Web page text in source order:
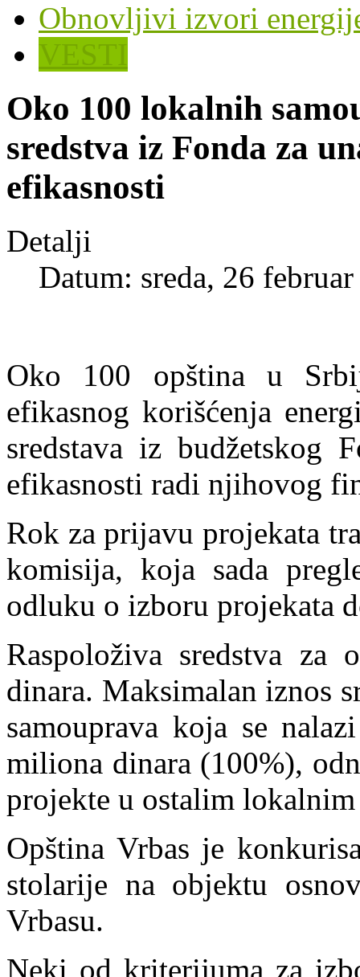
Obnovljivi izvori
VESTI
Oko 100 lokalnih
sredstva iz Fonda za
efikasnosti
Detalji
Datum: sreda, 26
Oko 100 opština u
efikasnog korišćenja
sredstava iz budžetskog
efikasnosti radi njihovog
Rok za prijavu projekata
komisija, koja sada
odluku o izboru projekata
Raspoloživa sredstva za
dinara. Maksimalan iznos
samouprava koja se
miliona dinara (100%),
projekte u ostalim lokalnim
Opština Vrbas je
stolarije na objektu
Vrbasu.
Neki od kriterijuma za